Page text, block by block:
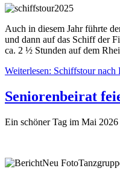
Auch in diesem Jahr führte
und dann auf das Schiff der
ca. 2 ½ Stunden auf dem
Weiterlesen: Schiffstour nach
Seniorenbeirat
Ein schöner Tag im Mai 2026